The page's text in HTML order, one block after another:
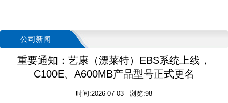
公司新闻
重要通知：艺康（漂莱特）EBS系统上线，
C100E、A600MB产品型号正式更名
时间:2026-07-03 浏览:98